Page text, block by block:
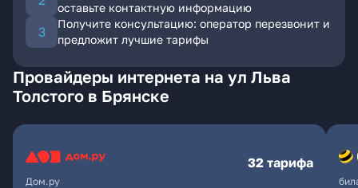
оставьте контактную информацию
Получите консультацию: оператор перезвонит и
предложит лучшие тарифы
Провайдеры интернета на ул Льва
Толстого в Брянске
Дом.ру
32 тарифа